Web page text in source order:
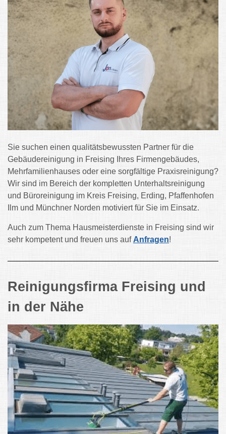
Sie suchen einen qualitätsbewussten Partner für die
Gebäudereinigung in Freising Ihres Firmengebäudes,
Mehrfamilienhauses oder eine sorgfältige Praxisreinigung?
Wir sind im Bereich der kompletten Unterhaltsreinigung
und Büroreinigung im Kreis Freising, Erding, Pfaffenhofen
Ilm und Münchner Norden motiviert für Sie im Einsatz.
Auch zum Thema Hausmeisterdienste in Freising sind wir
sehr kompetent und freuen uns aufAnfragen!
Reinigungsfirma Freising und
in der Nähe